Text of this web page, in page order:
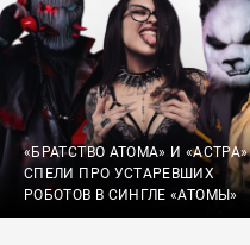
«БРАТСТВО АТОМА» И «АСТРА»
СПЕЛИ ПРО УСТАРЕВШИХ
РОБОТОВ В СИНГЛЕ «АТОМЫ»